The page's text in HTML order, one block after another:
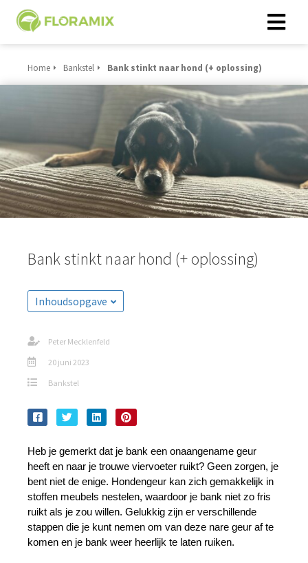
Home Bankstel Bank stinkt naar hond (+ oplossing)
Bank stinkt naar hond (+ oplossing)
Inhoudsopgave
Peter Mecklenfeld
20 juni 2023
Bankstel
Heb je gemerkt dat je bank een onaangename geur
heeft en naar je trouwe viervoeter ruikt? Geen zorgen, je
bent niet de enige. Hondengeur kan zich gemakkelijk in
stoffen meubels nestelen, waardoor je bank niet zo fris
ruikt als je zou willen. Gelukkig zijn er verschillende
stappen die je kunt nemen om van deze nare geur af te
komen en je bank weer heerlijk te laten ruiken.